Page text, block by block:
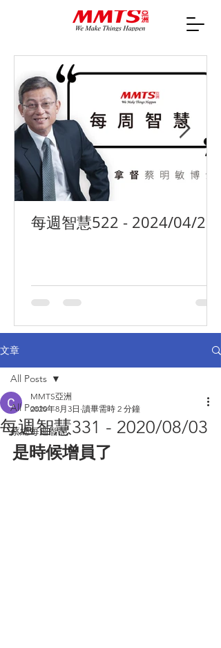
每週智慧522 - 2024/04/29
文章
All Posts
蔡總每週智慧
All Posts
每週智慧331 - 2020/08/03
MMTS亞洲
2020年8月3日 讀畢需時 2 分鐘
是時候增員了